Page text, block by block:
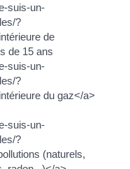
suis-un-
?
de
de 15 ans
suis-un-
?
du gaz</a>
suis-un-
?
(naturels,